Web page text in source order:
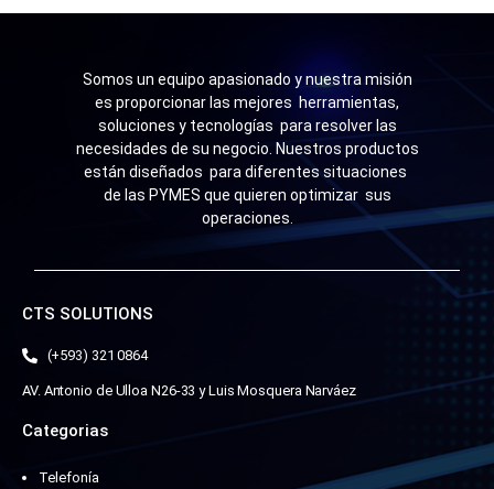
Somos un equipo apasionado y nuestra misión
es proporcionar las mejores herramientas,
soluciones y tecnologías para resolver las
necesidades de su negocio. Nuestros productos
están diseñados para diferentes situaciones
de las PYMES que quieren optimizar sus
operaciones.
CTS SOLUTIONS
(+593) 321 0864
AV. Antonio de Ulloa N26-33 y Luis Mosquera Narváez
Categorias
Telefonía